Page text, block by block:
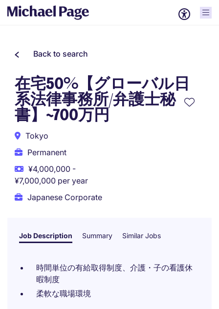
Back to search
在宅50%【グローバル日
系法律事務所/弁護士秘
書】~700万円
Tokyo
Permanent
¥4,000,000 -
¥7,000,000 per year
Japanese Corporate
Job Description Summary Similar Jobs
時間単位の有給取得制度、介護・子の看護休
暇制度
柔軟な職場環境